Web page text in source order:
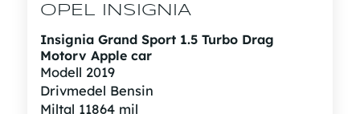
OPEL INSIGNIA
Insignia Grand Sport 1.5 Turbo Drag
Motorv Apple car
Modell 2019
Drivmedel Bensin
Miltal 11864 mil